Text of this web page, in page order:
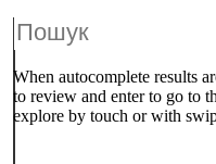
When autocomplete results
to review and enter to go to
explore by touch or with